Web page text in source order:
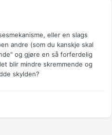
eller en slags
andre (som du kanskje skal
og gjøre en så forferdelig
blir mindre skremmende og
skylden?